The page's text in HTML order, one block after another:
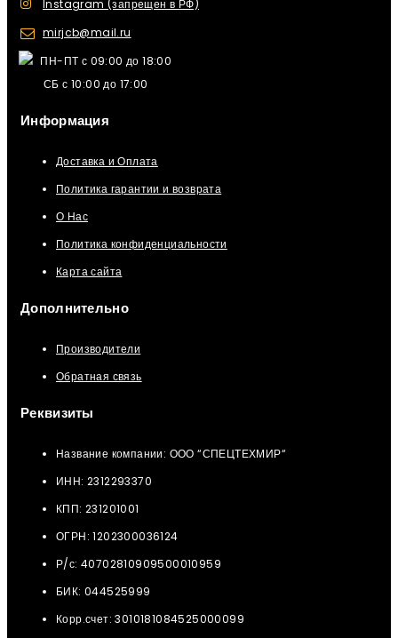
Instagram (запрещен в РФ)
mirjcb@mail.ru
ПН-ПТ с 09:00 до 18:00
СБ с 10:00 до 17:00
Информация
Доставка и Оплата
Политика гарантии и возврата
О Нас
Политика конфиденциальности
Карта сайта
Дополнительно
Производители
Обратная связь
Реквизиты
Название компании: ООО “СПЕЦТЕХМИР“
ИНН: 2312293370
КПП: 231201001
ОГРН: 1202300036124
Р/с: 40702810909500010959
БИК: 044525999
Корр.счет: 3010181084525000099